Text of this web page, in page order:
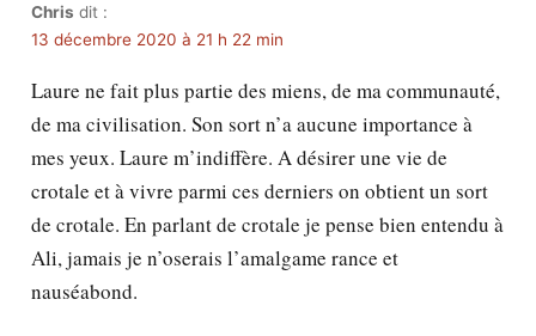
Chris dit :
13 décembre 2020 à 21 h 22 min
Laure ne fait plus partie des miens, de ma communauté,
de ma civilisation. Son sort n’a aucune importance à
mes yeux. Laure m’indiffère. A désirer une vie de
crotale et à vivre parmi ces derniers on obtient un sort
de crotale. En parlant de crotale je pense bien entendu à
Ali, jamais je n’oserais l’amalgame rance et
nauséabond.